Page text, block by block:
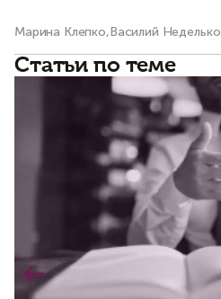
Марина Клепко,Василий Неделько
Статьи по теме